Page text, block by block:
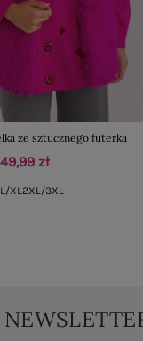
ze sztucznego futerka
zł
L/XL 2XL/3XL